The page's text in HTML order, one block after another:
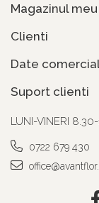
Magazinul meu
Clienti
Date
Suport clienti
LUNI-VINERI
0722 679 430